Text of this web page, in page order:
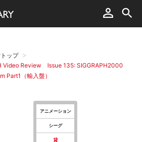
ップ
Video Review Issue 135: SIGGRAPH2000
Part1（輸入盤）
アニメーション
シーグ
貸